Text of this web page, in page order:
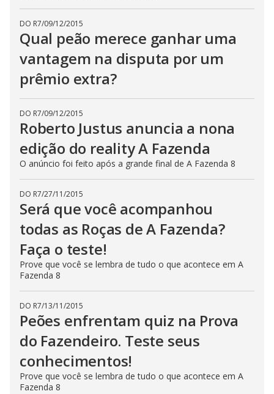
DO R7/09/12/2015
Qual peão merece ganhar uma
vantagem na disputa por um
prêmio extra?
DO R7/09/12/2015
Roberto Justus anuncia a nona
edição do reality A Fazenda
O anúncio foi feito após a grande final de A Fazenda 8
DO R7/27/11/2015
Será que você acompanhou
todas as Roças de A Fazenda?
Faça o teste!
Prove que você se lembra de tudo o que acontece em A
Fazenda 8
DO R7/13/11/2015
Peões enfrentam quiz na Prova
do Fazendeiro. Teste seus
conhecimentos!
Prove que você se lembra de tudo o que acontece em A
Fazenda 8